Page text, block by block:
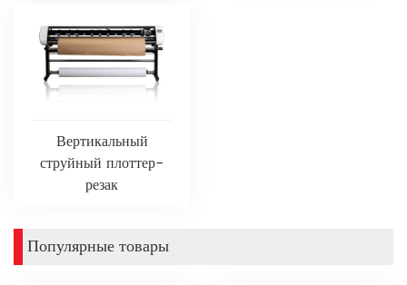
Вертикальный
струйный плоттер-
резак
Популярные товары